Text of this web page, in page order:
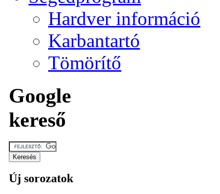
Hardver információ
Karbantartó
Tömörítő
Google
kereső
Új sorozatok